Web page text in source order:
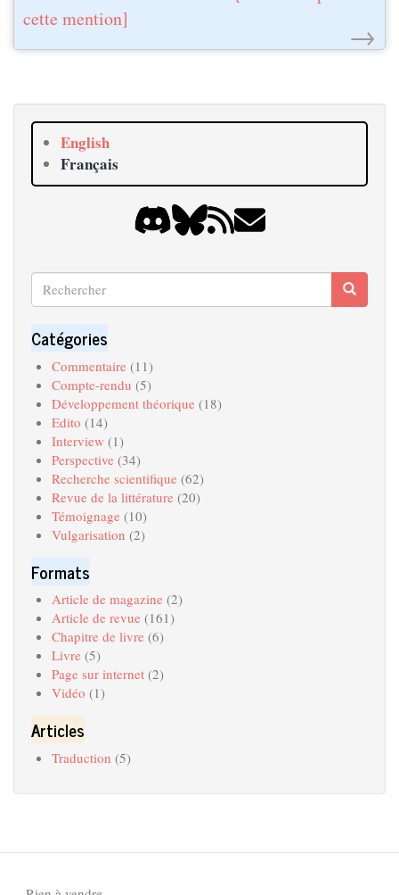
cette mention]
→
English
Français
Search
Rechercher
Catégories
Commentaire (11)
Compte-rendu (5)
Développement théorique (18)
Edito (14)
Interview (1)
Perspective (34)
Recherche scientifique (62)
Revue de la littérature (20)
Témoignage (10)
Vulgarisation (2)
Formats
Article de magazine (2)
Article de revue (161)
Chapitre de livre (6)
Livre (5)
Page sur internet(2)
Vidéo (1)
Articles
Traduction (5)